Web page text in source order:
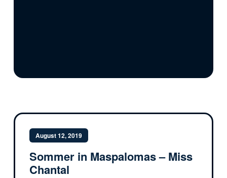
August 12, 2019
Sommer in Maspalomas – Miss
Chantal